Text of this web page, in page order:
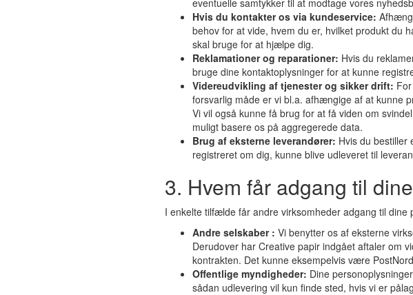
eventuelle samtykker til at modtage vores
Hvis du kontakter os via kundeservice:
behov for at vide, hvem du er, hvilket produkt du
skal bruge for at hjælpe dig.
Reklamationer og reparationer: Hvis du
bruge dine kontaktoplysninger for at kunne
Videreudvikling af tjenester og sikker drift:
forsvarlig måde er vi bl.a. afhængige af at kunne
Vi vil også kunne få brug for at få viden om
muligt basere os på aggregerede data.
Brug af eksterne leverandører: Hvis du bestiller
registreret om dig, kunne blive udleveret til
3. Hvem får adgang til
I enkelte tilfælde får andre virksomheder adgang til dine
Andre selskaber : Vi benytter os af eksterne
Derudover har Creative papir indgået aftaler om
kontrakten. Det kunne eksempelvis være
Offentlige myndigheder: Dine
sådan udlevering vil kun finde sted, hvis vi er